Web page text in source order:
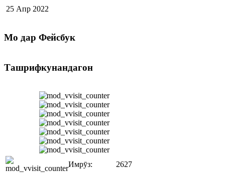
25 Апр 2022
Мо дар Фейсбук
Ташрифкунандагон
Имрӯз: 2627